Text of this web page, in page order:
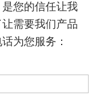
您的信任让我
需要我们产品
为您服务：